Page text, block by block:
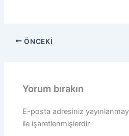
ÖNCEKI
Yorum bırakın
E-posta adresiniz
ile işaretlenmişlerdir